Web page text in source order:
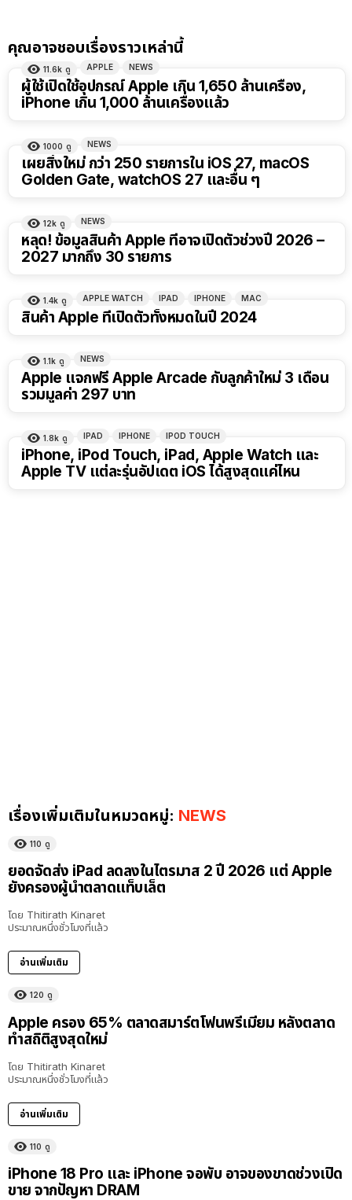
คุณอาจชอบเรื่องราวเหล่านี้
11.6k ดู APPLE NEWS
ผู้ใช้เปิดใช้อุปกรณ์ Apple เกิน 1,650 ล้านเครื่อง,
iPhone เกิน 1,000 ล้านเครื่องแล้ว
1000 ดู NEWS
เผยสิ่งใหม่ กว่า 250 รายการใน iOS 27, macOS
Golden Gate, watchOS 27 และอื่น ๆ
12k ดู NEWS
หลุด! ข้อมูลสินค้า Apple ที่อาจเปิดตัวช่วงปี 2026 –
2027 มากถึง 30 รายการ
1.4k ดู APPLE WATCH IPAD IPHONE MAC
สินค้า Apple ที่เปิดตัวทั้งหมดในปี 2024
1.1k ดู NEWS
Apple แจกฟรี Apple Arcade กับลูกค้าใหม่ 3 เดือน
รวมมูลค่า 297 บาท
1.8k ดู IPAD IPHONE IPOD TOUCH
iPhone, iPod Touch, iPad, Apple Watch และ
Apple TV แต่ละรุ่นอัปเดต iOS ได้สูงสุดแค่ไหน
เรื่องเพิ่มเติมในหมวดหมู่: NEWS
110 ดู
ยอดจัดส่ง iPad ลดลงในไตรมาส 2 ปี 2026 แต่ Apple
ยังครองผู้นำตลาดแท็บเล็ต
โดย Thitirath Kinaret
ประมาณหนึ่งชั่วโมงที่แล้ว
อ่านเพิ่มเติม
120 ดู
Apple ครอง 65% ตลาดสมาร์ตโฟนพรีเมียม หลังตลาด
ทำสถิติสูงสุดใหม่
โดย Thitirath Kinaret
ประมาณหนึ่งชั่วโมงที่แล้ว
อ่านเพิ่มเติม
110 ดู
iPhone 18 Pro และ iPhone จอพับ อาจของขาดช่วงเปิด
ขาย จากปัญหา DRAM